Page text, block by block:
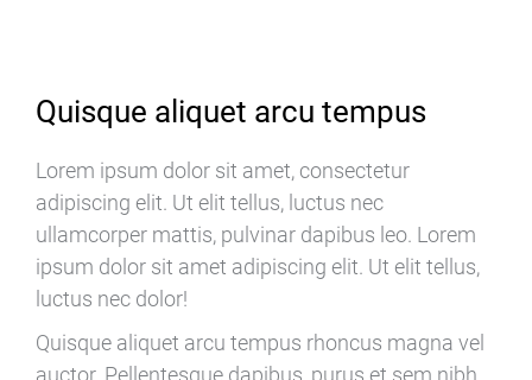
Quisque aliquet arcu tempus
Lorem ipsum dolor sit amet, consectetur
adipiscing elit. Ut elit tellus, luctus nec
ullamcorper mattis, pulvinar dapibus leo. Lorem
ipsum dolor sit amet adipiscing elit. Ut elit tellus,
luctus nec dolor!
Quisque aliquet arcu tempus rhoncus magna vel
auctor. Pellentesque dapibus, purus et sem nibh